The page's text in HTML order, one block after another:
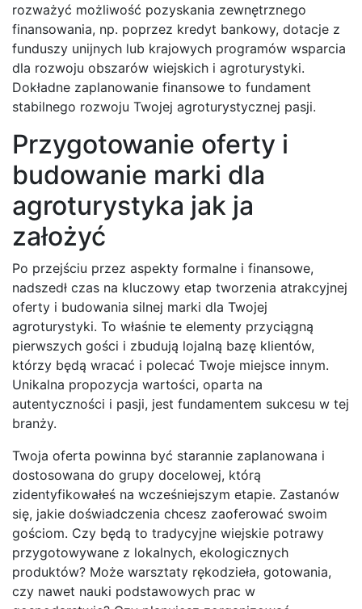
rozważyć możliwość pozyskania zewnętrznego
finansowania, np. poprzez kredyt bankowy, dotacje z
funduszy unijnych lub krajowych programów wsparcia
dla rozwoju obszarów wiejskich i agroturystyki.
Dokładne zaplanowanie finansowe to fundament
stabilnego rozwoju Twojej agroturystycznej pasji.
Przygotowanie oferty i
budowanie marki dla
agroturystyka jak ja
założyć
Po przejściu przez aspekty formalne i finansowe,
nadszedł czas na kluczowy etap tworzenia atrakcyjnej
oferty i budowania silnej marki dla Twojej
agroturystyki. To właśnie te elementy przyciągną
pierwszych gości i zbudują lojalną bazę klientów,
którzy będą wracać i polecać Twoje miejsce innym.
Unikalna propozycja wartości, oparta na
autentyczności i pasji, jest fundamentem sukcesu w tej
branży.
Twoja oferta powinna być starannie zaplanowana i
dostosowana do grupy docelowej, którą
zidentyfikowałeś na wcześniejszym etapie. Zastanów
się, jakie doświadczenia chcesz zaoferować swoim
gościom. Czy będą to tradycyjne wiejskie potrawy
przygotowywane z lokalnych, ekologicznych
produktów? Może warsztaty rękodzieła, gotowania,
czy nawet nauki podstawowych prac w